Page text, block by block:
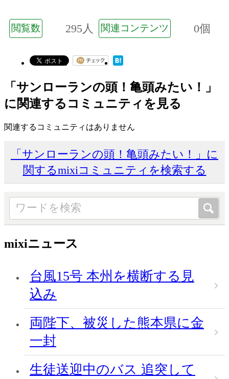
閲覧数 295人 関連コンテンツ 0個
「サンローランの頭！亀頭みたい！」
に関連するコミュニティを見る
関連するコミュニティはありません
「サンローランの頭！亀頭みたい！」に
関するmixiコミュニティを検索する
mixiニュース
台風15号 本州を横断する見
込み
両陛下、被災した熊本県に金
一封
生徒送迎中のバス 追突して